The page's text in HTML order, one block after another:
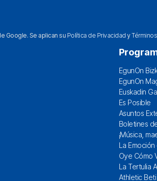
Google. Se aplican su Política de Privacidad y
EgunOn
EgunOn
Euskadin
Es Posible
Asuntos
Boletines
¡Música,
La
Oye Cómo
La Tertulia
Athletic